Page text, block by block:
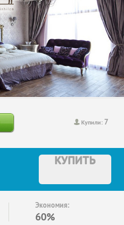
Купили: 7
КУПИТЬ
Экономия:
60%